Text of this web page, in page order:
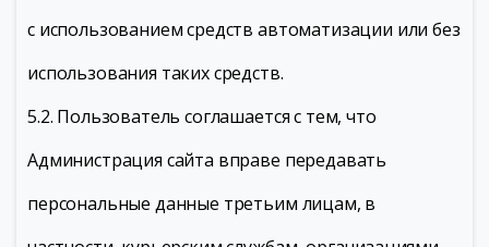
с использованием средств автоматизации или без
использования таких средств.
5.2. Пользователь соглашается с тем, что
Администрация сайта вправе передавать
персональные данные третьим лицам, в